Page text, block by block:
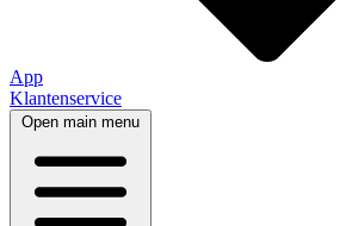
App
Klantenservice
Open main menu